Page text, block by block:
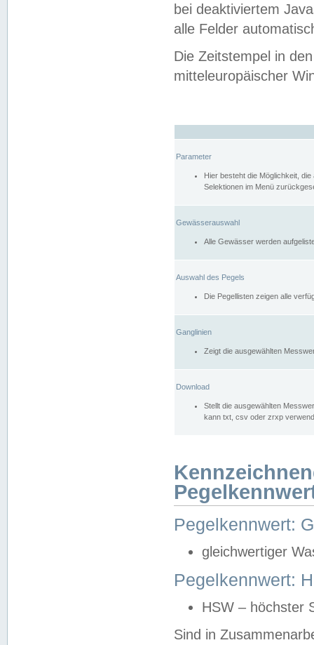
bei deaktiviertem
alle Felder
Die Zeitstempel in
mitteleuropäischer
Parameter
Hier besteht die Möglichkeit,
Selektionen im Menü
Gewässerauswahl
Alle Gewässer werden
Auswahl des Pegels
Die Pegellisten zeigen alle
Ganglinien
Zeigt die ausgewählten
Download
Stellt die ausgewählten
kann txt, csv oder zrxp
Pegelkennwert:
gleichwertiger
Pegelkennwert:
HSW – höchster
Sind in